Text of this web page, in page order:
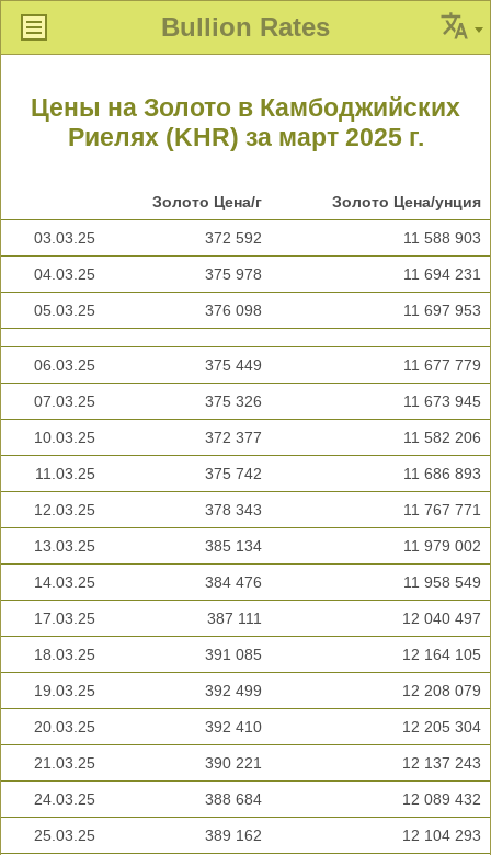
Bullion Rates
Цены на Золото в Камбоджийских
Риелях (KHR) за март 2025 г.
Золото Цена/г Золото Цена/унция
03.03.25 372 592 11 588 903
04.03.25 375 978 11 694 231
05.03.25 376 098 11 697 953
06.03.25 375 449 11 677 779
07.03.25 375 326 11 673 945
10.03.25 372 377 11 582 206
11.03.25 375 742 11 686 893
12.03.25 378 343 11 767 771
13.03.25 385 134 11 979 002
14.03.25 384 476 11 958 549
17.03.25 387 111 12 040 497
18.03.25 391 085 12 164 105
19.03.25 392 499 12 208 079
20.03.25 392 410 12 205 304
21.03.25 390 221 12 137 243
24.03.25 388 684 12 089 432
25.03.25 389 162 12 104 293